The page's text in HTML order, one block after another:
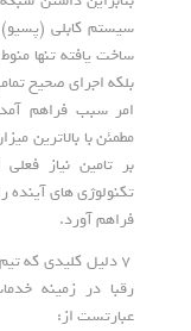
سیستم کابلی
ساخت یافته تنها
بلکه اجرای صحیح
امر سبب فراهم
مطمئن با بالاترین
بر تامین نیاز
تکنولوژی های آینده
فراهم آورد.
۷ دلیل کلیدی که
رقبا در زمینه
عبارتست از: